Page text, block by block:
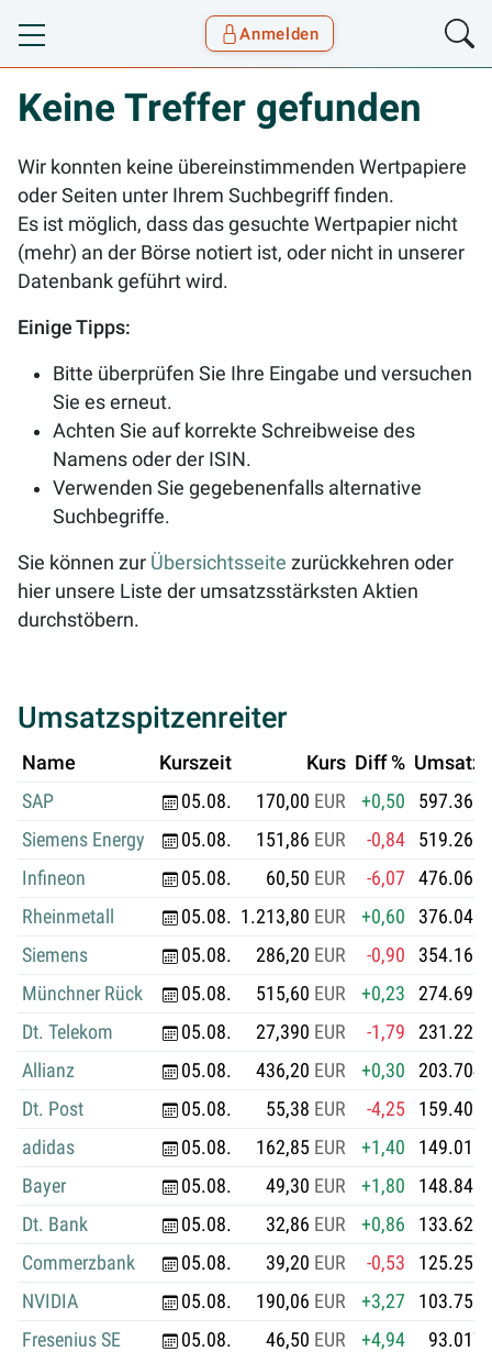
Toggle navigation
Anmelden
Keine Treffer gefunden
Wir konnten keine übereinstimmenden Wertpapiere
oder Seiten unter Ihrem Suchbegriff finden.
Es ist möglich, dass das gesuchte Wertpapier nicht
(mehr) an der Börse notiert ist, oder nicht in unserer
Datenbank geführt wird.
Einige Tipps:
Bitte überprüfen Sie Ihre Eingabe und versuchen
Sie es erneut.
Achten Sie auf korrekte Schreibweise des
Namens oder der ISIN.
Verwenden Sie gegebenenfalls alternative
Suchbegriffe.
Sie können zur Übersichtsseite zurückkehren oder
hier unsere Liste der umsatzsstärksten Aktien
durchstöbern.
Umsatzspitzenreiter
Name Kurszeit Kurs Diff % Umsatz
SAP
05.08. 170,00 EUR +0,50
Siemens Energy
05.08. 151,86 EUR -0,84
Infineon
05.08. 60,50 EUR -6,07
Rheinmetall
05.08. 1.213,80 EUR +0,60
Siemens
05.08. 286,20 EUR -0,90
Münchner Rück
05.08. 515,60 EUR +0,23
Dt. Telekom
05.08. 27,390 EUR -1,79
Allianz
05.08. 436,20 EUR +0,30
Dt. Post
05.08. 55,38 EUR -4,25
adidas
05.08. 162,85 EUR +1,40
Bayer
05.08. 49,30 EUR +1,80
Dt. Bank
05.08. 32,86 EUR +0,86
Commerzbank
05.08. 39,20 EUR -0,53
NVIDIA
05.08. 190,06 EUR +3,27
Fresenius SE
05.08. 46,50 EUR +4,94